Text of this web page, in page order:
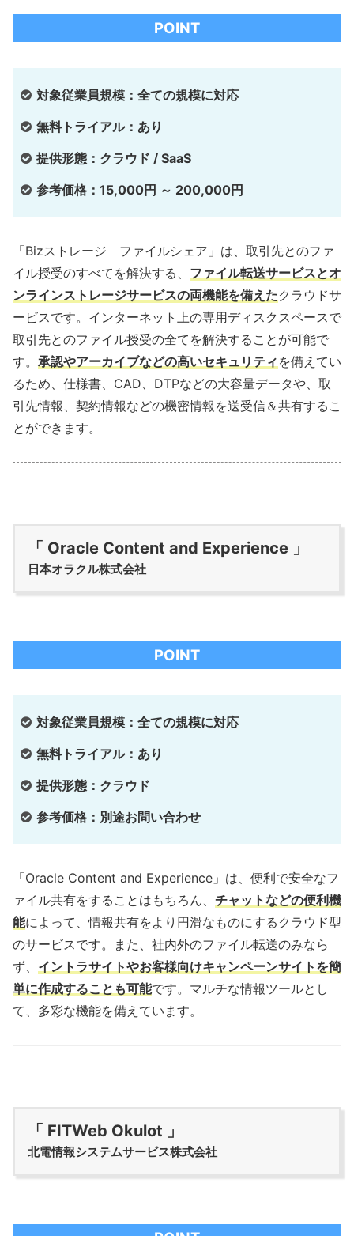
POINT
対象従業員規模：全ての規模に対応
無料トライアル：あり
提供形態：クラウド / SaaS
参考価格：15,000円 ～ 200,000円
「Bizストレージ ファイルシェア」は、取引先とのファ
イル授受のすべてを解決する、 ファイル転送サービスとオ
ンラインストレージサービスの両機能を備えたクラウドサ
ービスです。インターネット上の専用ディスクスペースで
取引先とのファイル授受の全てを解決することが可能で
す。 承認やアーカイブなどの高いセキュリティ を備えてい
るため、仕様書、CAD、DTPなどの大容量データや、取
引先情報、契約情報などの機密情報を送受信＆共有するこ
とができます。
「 Oracle Content and Experience 」
日本オラクル株式会社
POINT
対象従業員規模：全ての規模に対応
無料トライアル：あり
提供形態：クラウド
参考価格：別途お問い合わせ
「Oracle Content and Experience」は、便利で安全なフ
ァイル共有をすることはもちろん、 チャットなどの便利機
能によって、情報共有をより円滑なものにするクラウド型
のサービスです。また、社内外のファイル転送のみなら
ず、 イントラサイトやお客様向けキャンペーンサイトを簡
単に作成することも可能です。マルチな情報ツールとし
て、多彩な機能を備えています。
「 FITWeb Okulot 」
北電情報システムサービス株式会社